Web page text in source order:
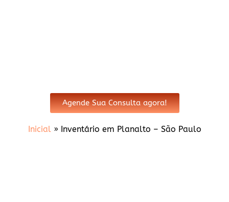
Agende Sua Consulta agora!
Inicial» Inventário em Planalto – São Paulo